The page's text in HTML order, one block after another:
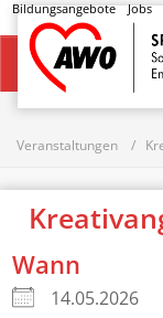
Bildungsangebote Jobs
Startseite
Veranstaltungen
Wann
14.05.2026